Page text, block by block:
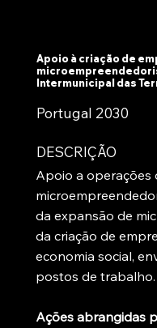
Apoio à criação de
Intermunicipal das
Portugal 2030
DESCRIÇÃO
Apoio a operações
da expansão de
da criação de
economia social,
postos de trabalho.
Ações abrangidas